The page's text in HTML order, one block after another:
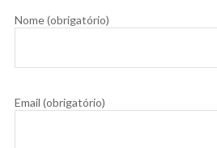
Nome (obrigatório)
Email (obrigatório)